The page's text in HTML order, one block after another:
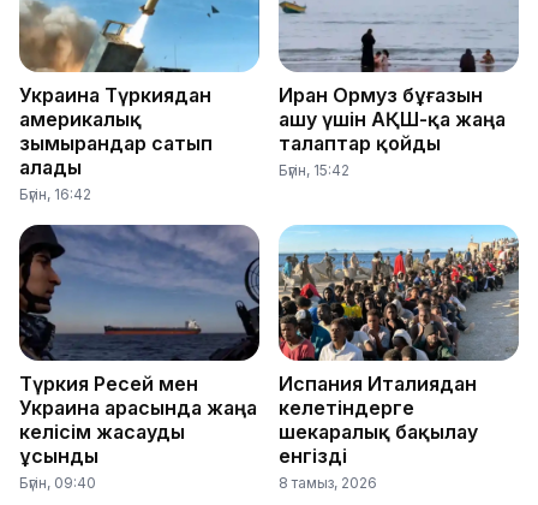
Украина Түркиядан
америкалық
зымырандар сатып
алады
Бүгін, 16:42
Иран Ормуз бұғазын
ашу үшін АҚШ-қа жаңа
талаптар қойды
Бүгін, 15:42
Түркия Ресей мен
Украина арасында жаңа
келісім жасауды
ұсынды
Бүгін, 09:40
Испания Италиядан
келетіндерге
шекаралық бақылау
енгізді
8 тамыз, 2026